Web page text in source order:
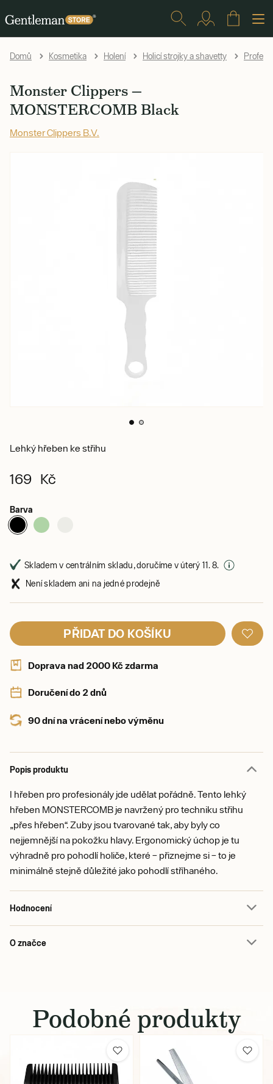
Domů Kosmetika Holení Holicí strojky a shavetty
Monster Clippers —
MONSTERCOMB Black
Monster Clippers B.V.
Lehký hřeben ke střihu
169 Kč
Barva
Skladem v centrálním skladu, doručíme v úterý 11. 8.
Není skladem ani na jedné prodejně
PŘIDAT DO KOŠÍKU
Doprava nad 2000 Kč zdarma
Doručení do 2 dnů
90 dní na vrácení nebo výměnu
Popis produktu
I hřeben pro profesionály jde udělat pořádně. Tento lehký
hřeben MONSTERCOMB je navržený pro techniku střihu
„přes hřeben“. Zuby jsou tvarované tak, aby byly co
nejjemnější na pokožku hlavy. Ergonomický úchop je tu
výhradně pro pohodlí holiče, které – přiznejme si – to je
minimálně stejně důležité jako pohodlí stříhaného.
Hodnocení
O značce
Podobné produkty